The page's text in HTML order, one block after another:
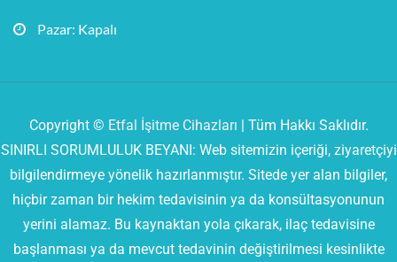
Pazar: Kapalı
Copyright © Etfal İşitme Cihazları | Tüm Hakkı Saklıdır.
SINIRLI SORUMLULUK BEYANI: Web sitemizin içeriği, ziyaretçiyi
bilgilendirmeye yönelik hazırlanmıştır. Sitede yer alan bilgiler,
hiçbir zaman bir hekim tedavisinin ya da konsültasyonunun
yerini alamaz. Bu kaynaktan yola çıkarak, ilaç tedavisine
başlanması ya da mevcut tedavinin değiştirilmesi kesinlikte